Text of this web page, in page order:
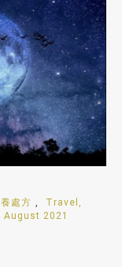
處方 ,
Travel,
August 2021